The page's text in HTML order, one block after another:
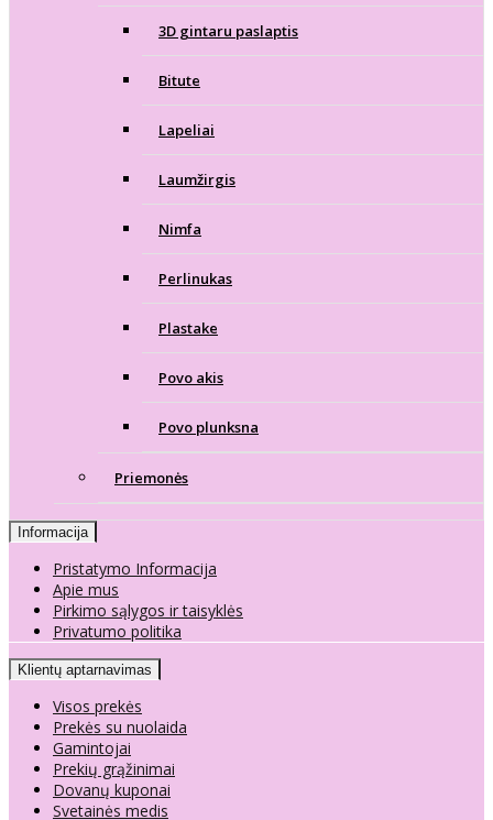
3D gintaru paslaptis
Bitute
Lapeliai
Laumžirgis
Nimfa
Perlinukas
Plastake
Povo akis
Povo plunksna
Priemonės
Informacija
Pristatymo Informacija
Apie mus
Pirkimo sąlygos ir taisyklės
Privatumo politika
Klientų aptarnavimas
Visos prekės
Prekės su nuolaida
Gamintojai
Prekių grąžinimai
Dovanų kuponai
Svetainės medis